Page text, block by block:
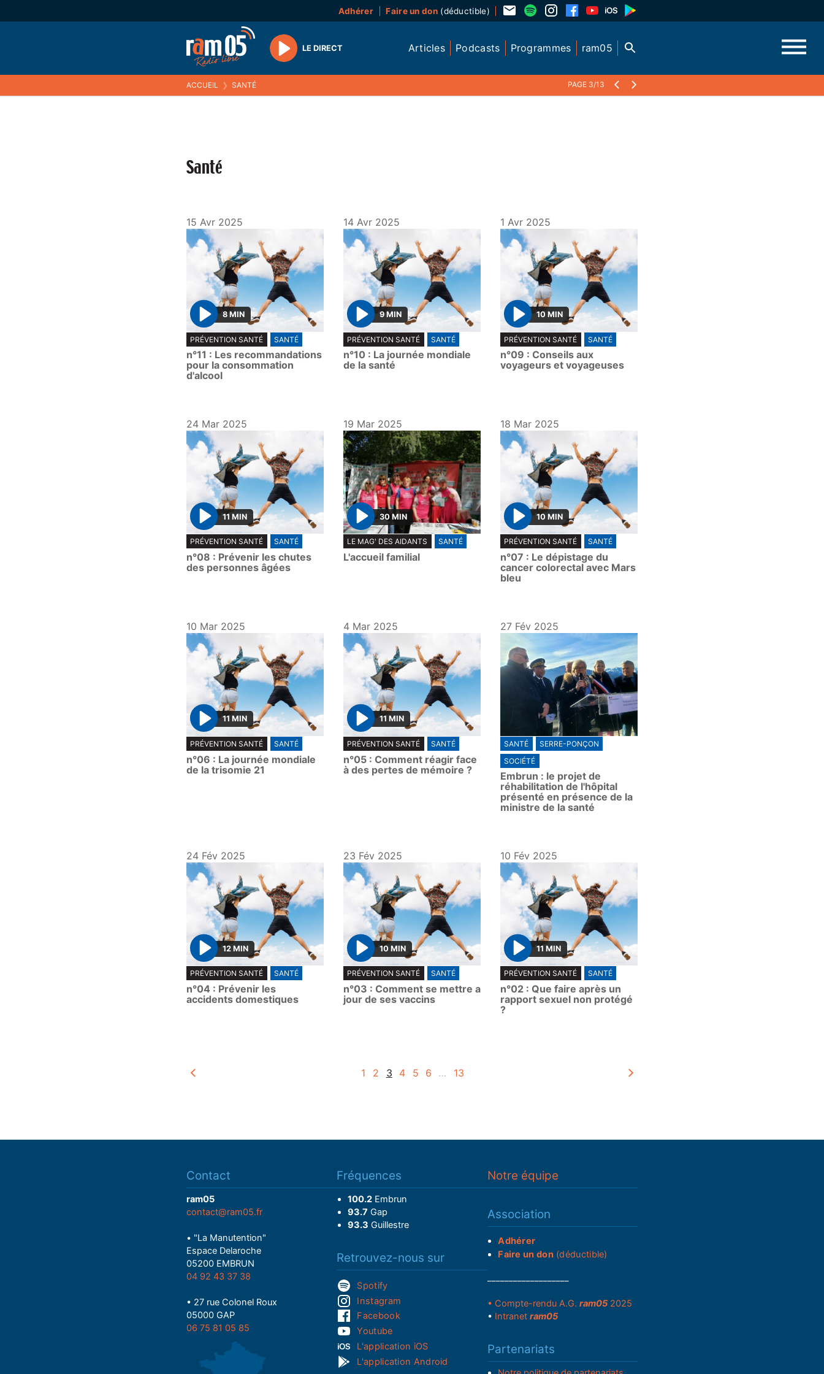
Adhérer Faire un don(déductible)
Play
LE DIRECT Articles Podcasts Programmes ram05
ACCUEIL ❯ SANTÉ PAGE 3/13
Santé
15 Avr 2025
P
l
a
y
8 MIN
PRÉVENTION SANTÉ SANTÉ
n°11 : Les recommandations
pour la consommation
d'alcool
14 Avr 2025
P
l
a
y
9 MIN
PRÉVENTION SANTÉ SANTÉ
n°10 : La journée mondiale
de la santé
1 Avr 2025
P
l
a
y
10 MIN
PRÉVENTION SANTÉ SANTÉ
n°09 : Conseils aux
voyageurs et voyageuses
24 Mar 2025
P
l
a
y
11 MIN
PRÉVENTION SANTÉ SANTÉ
n°08 : Prévenir les chutes
des personnes âgées
19 Mar 2025
P
l
a
30 MIN
LE MAG' DES AIDANTS SANTÉ
L'accueil familial
18 Mar 2025
P
l
a
y
10 MIN
PRÉVENTION SANTÉ SANTÉ
n°07 : Le dépistage du
cancer colorectal avec Mars
bleu
10 Mar 2025
P
l
a
y
11 MIN
PRÉVENTION SANTÉ SANTÉ
n°06 : La journée mondiale
de la trisomie 21
4 Mar 2025
P
l
a
y
11 MIN
PRÉVENTION SANTÉ SANTÉ
n°05 : Comment réagir face
à des pertes de mémoire ?
27 Fév 2025
SANTÉ
SERRE-PONÇON
SOCIÉTÉ
Embrun : le projet de
réhabilitation de l'hôpital
présenté en présence de la
ministre de la santé
24 Fév 2025
P
l
a
y
12 MIN
PRÉVENTION SANTÉ SANTÉ
n°04 : Prévenir les
accidents domestiques
23 Fév 2025
P
l
a
y
10 MIN
PRÉVENTION SANTÉ SANTÉ
n°03 : Comment se mettre a
jour de ses vaccins
10 Fév 2025
P
l
a
y
11 MIN
PRÉVENTION SANTÉ SANTÉ
n°02 : Que faire après un
rapport sexuel non protégé
?
1 2 3 4 5 6 … 13
Contact
ram05
contact@ram05.fr
• "La Manutention"
Espace Delaroche
05200 EMBRUN
04 92 43 37 38
• 27 rue Colonel Roux
05000 GAP
06 75 81 05 85
Fréquences
100.2Embrun
93.7 Gap
93.3 Guillestre
Retrouvez-nous sur
Spotify
Instagram
Facebook
Youtube
L'application iOS
L'application Android
Notre équipe
Association
Adhérer
Faire un don(déductible)
• Compte-rendu A.G. ram052025
• Intranet ram05
Partenariats